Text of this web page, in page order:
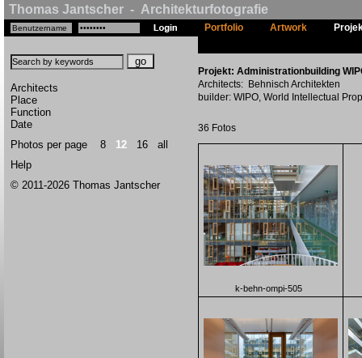
Thomas Jantscher - Architekturfotografie
Architects
Place
Function
Date
Photos per page 8 12 16
all
Help
© 2011-2026 Thomas Jantscher
Portfolio Artwork
Projekt: Administrationbuilding
Architects: Behnisch Architekten
builder: WIPO, World Intellectual
36 Fotos
k-behn-ompi-505